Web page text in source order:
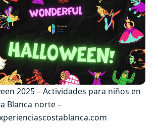
2025 – Actividades para niños en
Blanca norte –